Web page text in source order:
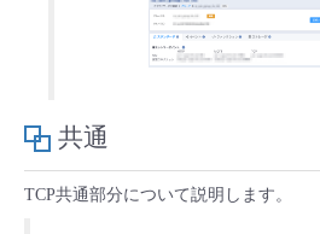
共通
TCP共通部分について説明します。